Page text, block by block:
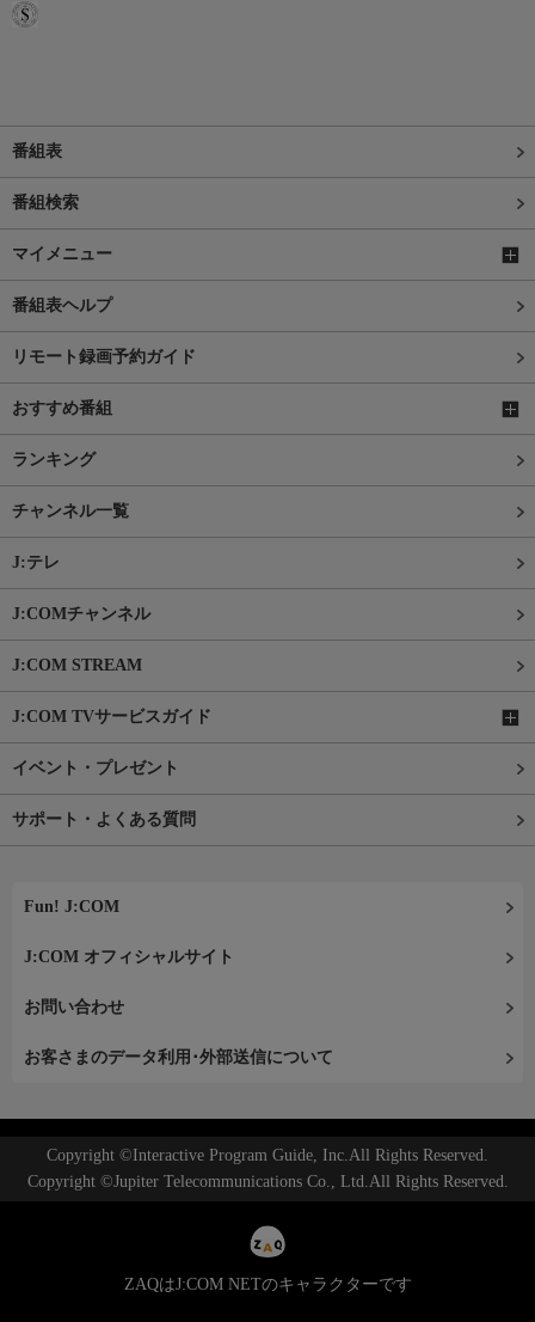
番組表
番組検索
マイメニュー
番組表ヘルプ
リモート録画予約ガイド
おすすめ番組
ランキング
チャンネル一覧
J:テレ
J:COMチャンネル
J:COM STREAM
J:COM TVサービスガイド
イベント・プレゼント
サポート・よくある質問
Fun! J:COM
J:COM オフィシャルサイト
お問い合わせ
お客さまのデータ利用･外部送信について
Copyright ©Interactive Program Guide, Inc.All Rights Reserved.
Copyright ©Jupiter Telecommunications Co., Ltd.All Rights Reserved.
ZAQはJ:COM NETのキャラクターです